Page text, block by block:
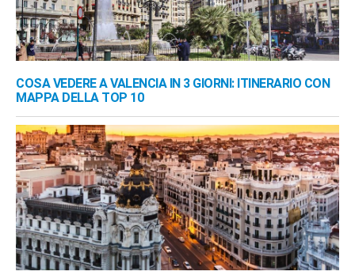
COSA VEDERE A VALENCIA IN 3 GIORNI: ITINERARIO CON
MAPPA DELLA TOP 10